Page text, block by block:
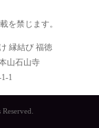
を禁じます。
縁結び 福徳
山石山寺
1